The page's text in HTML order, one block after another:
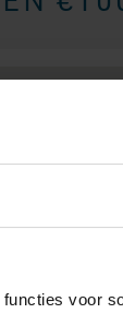
voor